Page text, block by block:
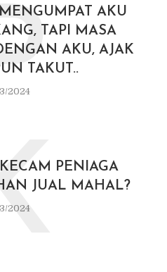
AKU
TAPI MASA
AKU, AJAK
TAKUT..
2024
PENIAGA
JUAL MAHAL?
2024